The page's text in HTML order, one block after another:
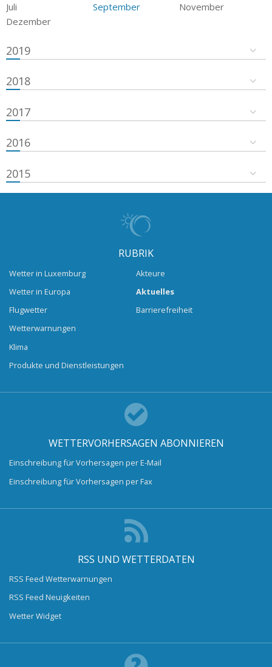
Juli
September
November
Dezember
2019
2018
2017
2016
2015
RUBRIK
Wetter in Luxemburg
Wetter in Europa
Flugwetter
Wetterwarnungen
Klima
Produkte und Dienstleistungen
Akteure
Aktuelles
Barrierefreiheit
WETTERVORHERSAGEN ABONNIEREN
Einschreibung für Vorhersagen per E-Mail
Einschreibung für Vorhersagen per Fax
RSS UND WETTERDATEN
RSS Feed Wetterwarnungen
RSS Feed Neuigkeiten
Wetter Widget